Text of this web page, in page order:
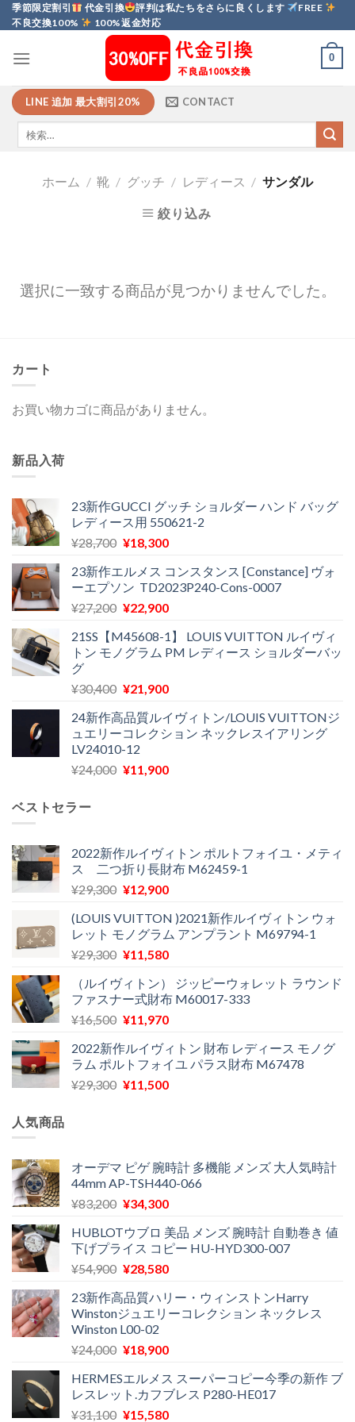
Skip
to
季節限定割引 代金引換 評判は私たちをさらに良くします
FREE
不良交換100%
100%返金対応
0
LINE 追加 最大割引20% CONTACT
ホーム / 靴 / グッチ / レディース / サンダル
絞り込み
選択に一致する商品が見つかりませんでした。
カート
お買い物カゴに商品がありません。
新品入荷
23新作GUCCI グッチ ショルダー ハンド バッグ
レディース用 550621-2
¥28,700 元
価
格
は
で
し
¥18,300現
の
価
格
¥18,300
で
23新作エルメス コンスタンス [Constance] ヴォ
ーエプソン TD2023P240-Cons-0007
¥27,200 元
価
格
¥27,200
し
た。
¥22,900現
の
価
は
で
す。
21SS【M45608-1】 LOUIS VUITTON ルイヴィ
トン モノグラム PM レディース ショルダーバッ
グ
¥30,400 元
価
格
は
¥30,400
¥21,900現
の
価
は
24新作高品質ルイヴィトン/LOUIS VUITTONジ
ュエリーコレクション ネックレスイアリング
LV24010-12
¥24,000 元
¥24,000
で
し
¥11,900現
は
¥11,900
で
ベストセラー
2022新作ルイヴィトン ポルトフォイユ・メティ
ス 二つ折り長財布 M62459-1
¥29,300 元
価
格
は
で
し
た。
¥12,900現
の
価
格
¥12,900
で
す。
(LOUIS VUITTON )2021新作ルイヴィトン ウォ
レット モノグラム アンプラント M69794-1
¥29,300 元
価
格
は
で
し
た。
¥11,580現
の
価
格
¥11,580
で
す。
（ルイヴィトン） ジッピーウォレット ラウンド
ファスナー式財布 M60017-333
¥16,500 元
価
格
は
¥11,970現
の
価
格
2022新作ルイヴィトン 財布 レディース モノグ
ラム ポルトフォイユ パラス財布 M67478
¥29,300 元
¥29,300
で
し
¥11,500現
は
¥11,500
で
人気商品
オーデマ ピゲ 腕時計 多機能 メンズ 大人気時計
44mm AP-TSH440-066
¥83,200 元
価
格
は
で
し
た。
¥34,300現
の
価
格
¥34,300
で
HUBLOTウブロ 美品 メンズ 腕時計 自動巻き 値
下げプライス コピー HU-HYD300-007
¥54,900 元
価
格
は
¥54,900
し
た。
¥28,580現
の
価
は
で
す。
23新作高品質ハリー・ウィンストンHarry
Winstonジュエリーコレクション ネックレス
Winston L00-02
¥24,000 元
価
格
は
¥18,900現
の
価
格
HERMESエルメス スーパーコピー今季の新作 ブ
レスレット.カフブレス P280-HE017
¥31,100 元
¥15,580現